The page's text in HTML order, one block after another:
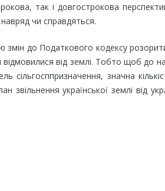
так і довгострокова
чи справдяться.
до Податкового кодексу
від землі. Тобто щоб до
значна
української землі від